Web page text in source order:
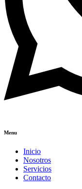
Menu
Inicio
Nosotros
Servicios
Contacto